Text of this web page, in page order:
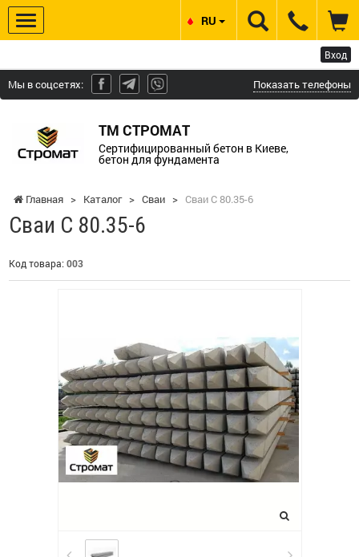
Вход
Мы в соцсетях: Показать телефоны
ТМ СТРОМАТ
Сертифицированный бетон в Киеве,
бетон для фундамента
RU
Главная > Каталог > Сваи > Сваи С 80.35-6
Сваи С 80.35-6
Код товара: 003